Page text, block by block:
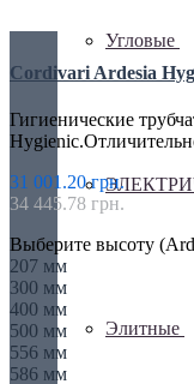
Угловые
Элитные
Cordivari Ardesia
Гигиенические
31 001.20 грн.
34 445.78 грн.
Выберите высоту
207 мм
300 мм
400 мм
500 мм
556 мм
586 мм